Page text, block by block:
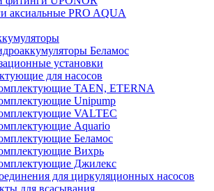
аксиальные PRO AQUA
Беламос
установки
для насосов
TAEN, ETERNA
Unipump
VALTEC
Аquario
Беламос
Вихрь
Джилекс
для циркуляционных насосов
для всасывания